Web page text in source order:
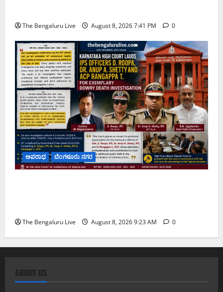
The Bengaluru Live August 8, 2026 7:41 PM 0
ಅಪರಾಧ ಬೆಂಗಳೂರು ನಗರ
The Bengaluru Live August 8, 2026 9:23 AM 0
ABOUT US